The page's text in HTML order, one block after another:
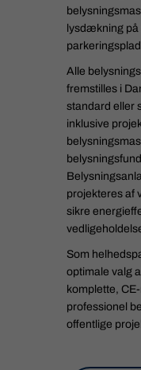
lysdækning på
Alle
fremstilles i
standard eller
inklusive
projekteres af
sikre
Som
optimale valg
komplette,
professionel
offentlige